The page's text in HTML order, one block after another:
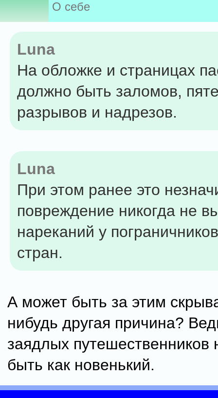
О себе
Luna
На обложке и страницах
должно быть заломов,
разрывов и надрезов.
Luna
При этом ранее это
повреждение никогда не
нареканий у
стран.
А может быть за этим
нибудь другая причина?
заядлых путешественников
быть как новенький.